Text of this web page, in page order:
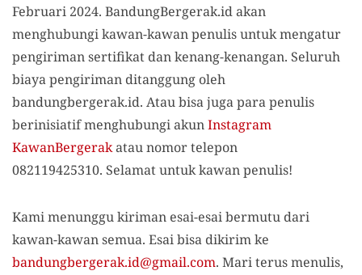
Februari 2024. BandungBergerak.id akan
menghubungi kawan-kawan penulis untuk mengatur
pengiriman sertifikat dan kenang-kenangan. Seluruh
biaya pengiriman ditanggung oleh
bandungbergerak.id. Atau bisa juga para penulis
berinisiatif menghubungi akunInstagram
KawanBergerakatau nomor telepon
082119425310. Selamat untuk kawan penulis!
Kami menunggu kiriman esai-esai bermutu dari
kawan-kawan semua. Esai bisa dikirim ke
bandungbergerak.id@gmail.com. Mari terus menulis,